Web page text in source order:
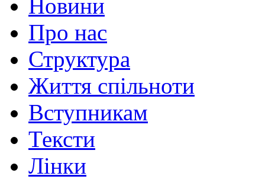
Новини
Про нас
Структура
Життя спільноти
Вступникам
Тексти
Лінки